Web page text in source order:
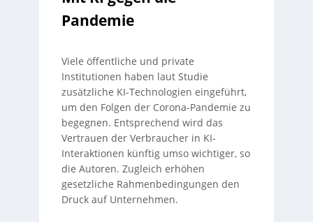
Pandemie
Viele öffentliche und private
Institutionen haben laut Studie
zusätzliche KI-Technologien eingeführt,
um den Folgen der Corona-Pandemie zu
begegnen. Entsprechend wird das
Vertrauen der Verbraucher in KI-
Interaktionen künftig umso wichtiger, so
die Autoren. Zugleich erhöhen
gesetzliche Rahmenbedingungen den
Druck auf Unternehmen.